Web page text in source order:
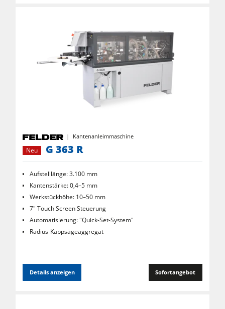
Kantenanleimmaschine
Neu
G 363 R
Aufstelllänge: 3.100 mm
Kantenstärke: 0,4–5 mm
Werkstückhöhe: 10–50 mm
7" Touch Screen Steuerung
Automatisierung: "Quick-Set-System"
Radius-Kappsägeaggregat
Details anzeigen Sofortangebot